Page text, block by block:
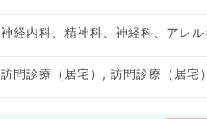
訪問診療（居宅）, 訪問診療（居宅